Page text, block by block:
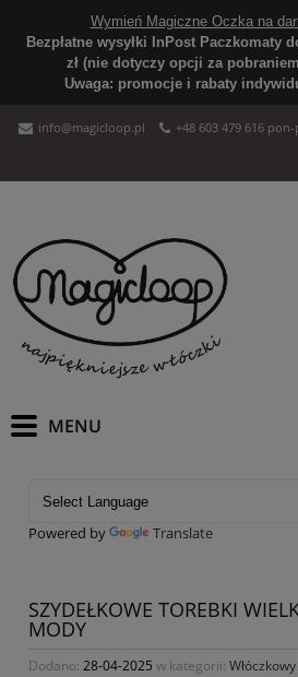
Wymień Magiczne Oczka na
Bezpłatne wysyłki InPost Paczkomaty
zł (nie dotyczy opcji za
Uwaga: promocje i rabaty
info@magicloop.pl +48 603 479 616
Powered by Translate
SZYDEŁKOWE TOREBKI
MODY
Dodano: 28-04-2025 w kategorii: